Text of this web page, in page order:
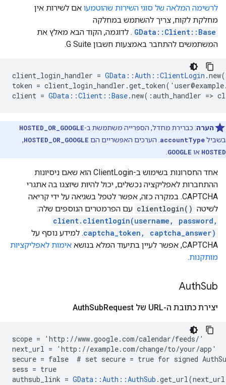
לרשימה המלאה של סוגי השירות שהוטמעו אם לשירות אין
מחלקת לקוח, צריך להשתמש במחלקה
GData::Client::Base . לדוגמה, הקוד הבא מאלץ את
המשתמשים להתחבר באמצעות חשבון G Suite.
client_login_handler = GData ::Auth ::ClientLogin .new(
token = client_login_handler .get_token( ' user@example
client = GData ::Client ::Base.new(:auth_handler =>
הערה: כברירת מחדל, הספרייה משתמשת ב-HOSTED_OR_GOOGLE
בשבילaccountType . הערכים האפשריים הם HOSTED_OR_GOOGLE
,‏
HOSTED או GOOGLE
אחד החסרונות בשימוש ב-ClientLogin הוא שאם ניסיונות
ההתחברות לאפליקציה נכשלים, יכול להיות שיוצגו בה אתגרי
CAPTCHA. במקרה כזה, אפשר לטפל בשגיאה על ידי קריאה
לשיטה clientlogin() עם הפרמטרים הנוספים שלה:
client.clientlogin(username, password,
captcha_token, captcha_answer). למידע נוסף על
CAPTCHA, אפשר לעיין בתיעוד המלא בנושא
אימות לאפליקציות
מותקנות.
AuthSub
יצירת כתובת ה-URL של Auth SubRequest
scope = 'http://www.google.com/calendar/feeds/'
next_url = 'http://example.com/change/to/your/app'
secure = false  # set secure = true for signed
sess = true
authsub_link = GData::Auth::AuthSub